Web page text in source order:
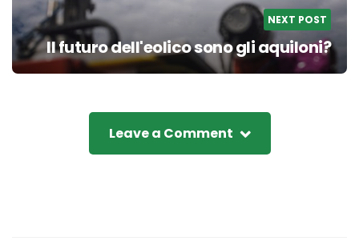
NEXT POST
Il futuro dell'eolico sono gli aquiloni?
Leave a Comment